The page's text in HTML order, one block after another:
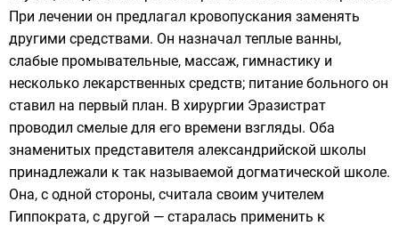
При лечении он предлагал кровопускания заменять
другими средствами. Он назначал теплые ванны,
слабые промывательные, массаж, гимнастику и
несколько лекарственных средств; питание больного он
ставил на первый план. В хирургии Эразистрат
проводил смелые для его времени взгляды. Оба
знаменитых представителя александрийской школы
принадлежали к так называемой догматической школе.
Она, с одной стороны, считала своим учителем
Гиппократа, с другой — старалась применить к